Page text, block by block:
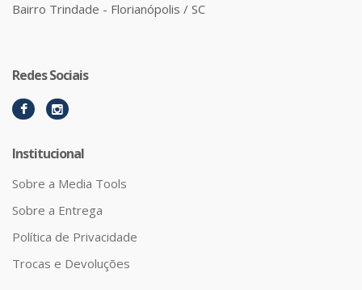
Bairro Trindade - Florianópolis / SC
Redes Sociais
Institucional
Sobre a Media Tools
Sobre a Entrega
Política de Privacidade
Trocas e Devoluções